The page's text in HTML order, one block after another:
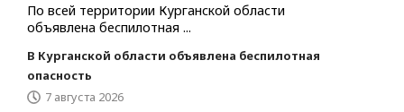
По всей территории Курганской области
объявлена беспилотная ...
В Курганской области объявлена беспилотная
опасность
7 августа 2026